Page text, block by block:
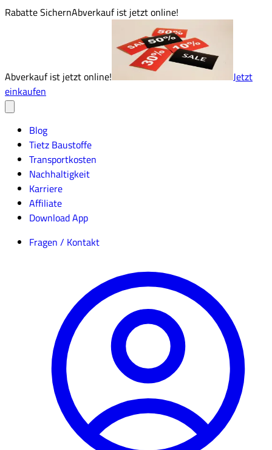
Rabatte SichernAbverkauf ist jetzt online!
Abverkauf ist jetzt online!
Jetzt
einkaufen
Blog
Tietz Baustoffe
Transportkosten
Nachhaltigkeit
Karriere
Affiliate
Download App
Fragen / Kontakt